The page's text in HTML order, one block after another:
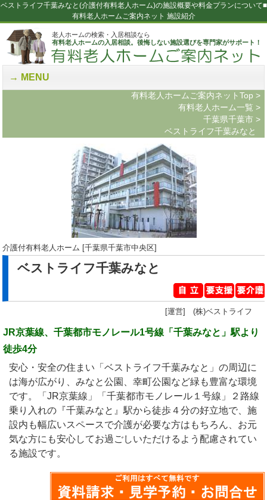
ベストライフ千葉みなと(介護付有料老人ホーム)の施設概要や料金プランについて■
有料老人ホームご案内ネット 施設紹介
老人ホームの検索・入居相談なら
有料老人ホームの入居相談。後悔しない施設選びを専門家がサポート！
MENU
有料老人ホームご案内ネットTop >
有料老人ホーム一覧 >
千葉県千葉市 >
ベストライフ千葉みなと
介護付有料老人ホーム [千葉県千葉市中央区]
ベストライフ千葉みなと
[運営] (株)ベストライフ
JR京葉線、千葉都市モノレール1号線「千葉みなと」駅より
徒歩4分
安心・安全の住まい「ベストライフ千葉みなと」の周辺に
は海が広がり、みなと公園、幸町公園など緑も豊富な環境
です。「JR京葉線」「千葉都市モノレール１号線」２路線
乗り入れの『千葉みなと』駅から徒歩４分の好立地で、施
設内も幅広いスペースで介護が必要な方はもちろん、お元
気な方にも安心してお過ごしいただけるよう配慮されてい
る施設です。